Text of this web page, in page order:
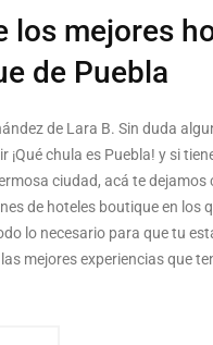
los mejores
de Puebla
de Lara B. Sin duda
¡Qué chula es Puebla! y si
ciudad, acá te dejamos
de hoteles boutique en los
lo necesario para que tu
mejores experiencias que